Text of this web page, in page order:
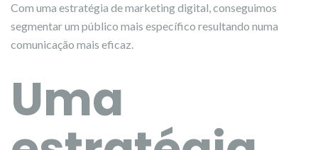
Com uma estratégia de marketing digital, conseguimos
segmentar um público mais específico resultando numa
comunicação mais eficaz.
Uma